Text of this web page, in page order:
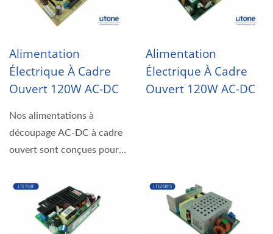
Alimentation
Électrique À Cadre
Ouvert 120W AC-DC
Nos alimentations à
découpage AC-DC à cadre
ouvert sont conçues pour
Alimentation
Électrique À Cadre
Ouvert 120W AC-DC